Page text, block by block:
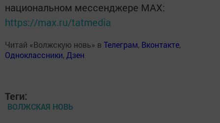
национальном мессенджере MАХ:
https://max.ru/tatmedia
Читай «Волжскую новь» в Телеграм, Вконтакте,
Одноклассники, Дзен
Теги:
ВОЛЖСКАЯ НОВЬ